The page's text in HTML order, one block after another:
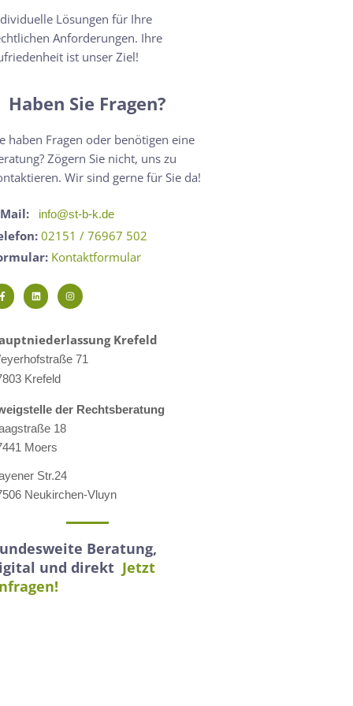
Lösungen für Ihre
Anforderungen. Ihre
ist unser Ziel!
Haben Sie Fragen?
haben Fragen oder benötigen eine
Zögern Sie nicht, uns zu
Wir sind gerne für Sie da!
Mail: info@st-b-k.de
02151 / 76967 502
Kontaktformular
Krefeld
71
Krefeld
der Rechtsberatung
18
Moers
Str.24
Neukirchen-Vluyn
Beratung,
und direkt Jetzt